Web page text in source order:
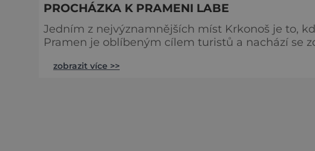
PROCHÁZKA K PRAMENI LABE
Jedním z nejvýznamnějších míst Krkonoš je to,
Pramen je oblíbeným cílem turistů a nachází se
která vede ze Špindlerova Mlýna a zpět. Celkem
zobrazit více >>